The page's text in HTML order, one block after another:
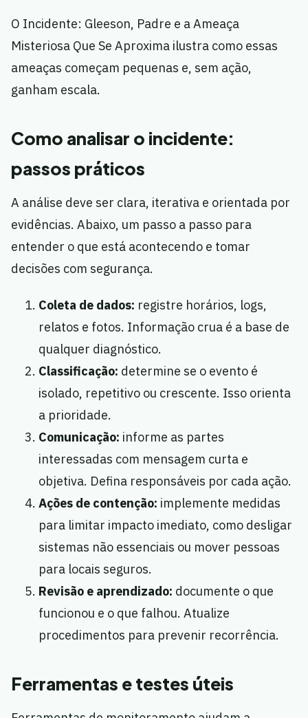
O Incidente: Gleeson, Padre e a Ameaça
Misteriosa Que Se Aproxima ilustra como essas
ameaças começam pequenas e, sem ação,
ganham escala.
Como analisar o incidente:
passos práticos
A análise deve ser clara, iterativa e orientada por
evidências. Abaixo, um passo a passo para
entender o que está acontecendo e tomar
decisões com segurança.
Coleta de dados: registre horários, logs,
relatos e fotos. Informação crua é a base de
qualquer diagnóstico.
Classificação: determine se o evento é
isolado, repetitivo ou crescente. Isso orienta
a prioridade.
Comunicação: informe as partes
interessadas com mensagem curta e
objetiva. Defina responsáveis por cada ação.
Ações de contenção: implemente medidas
para limitar impacto imediato, como desligar
sistemas não essenciais ou mover pessoas
para locais seguros.
Revisão e aprendizado: documente o que
funcionou e o que falhou. Atualize
procedimentos para prevenir recorrência.
Ferramentas e testes úteis